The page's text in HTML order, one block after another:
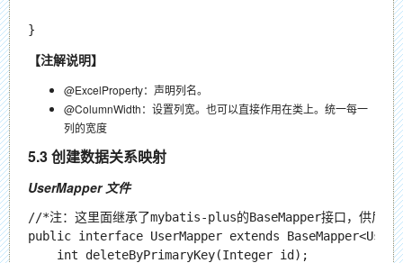
【注解说明】
@ExcelProperty：声明列名。
@ColumnWidth：设置列宽。也可以直接作用在类上。统一每一
列的宽度
5.3 创建数据关系映射
UserMapper 文件
//*注：这里面继承了mybatis-plus的BaseMapper接口，供后面
public interface UserMapper extends
    int deleteByPrimaryKey(Integer id);